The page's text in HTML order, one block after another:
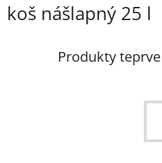
koš nášlapný 25 l
Produkty